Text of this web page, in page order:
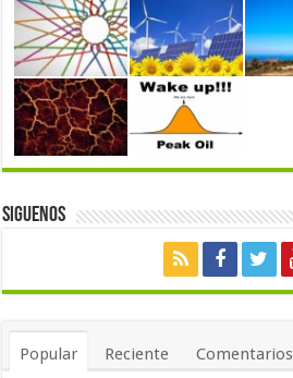
Siguenos
Popular Reciente Comentarios